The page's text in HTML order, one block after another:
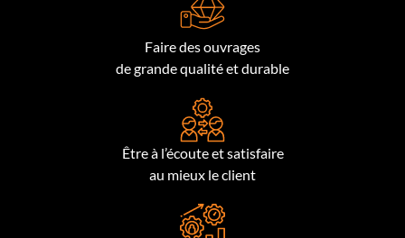
Faire des ouvrages
de grande qualité et durable
Être à l’écoute et satisfaire
au mieux le client